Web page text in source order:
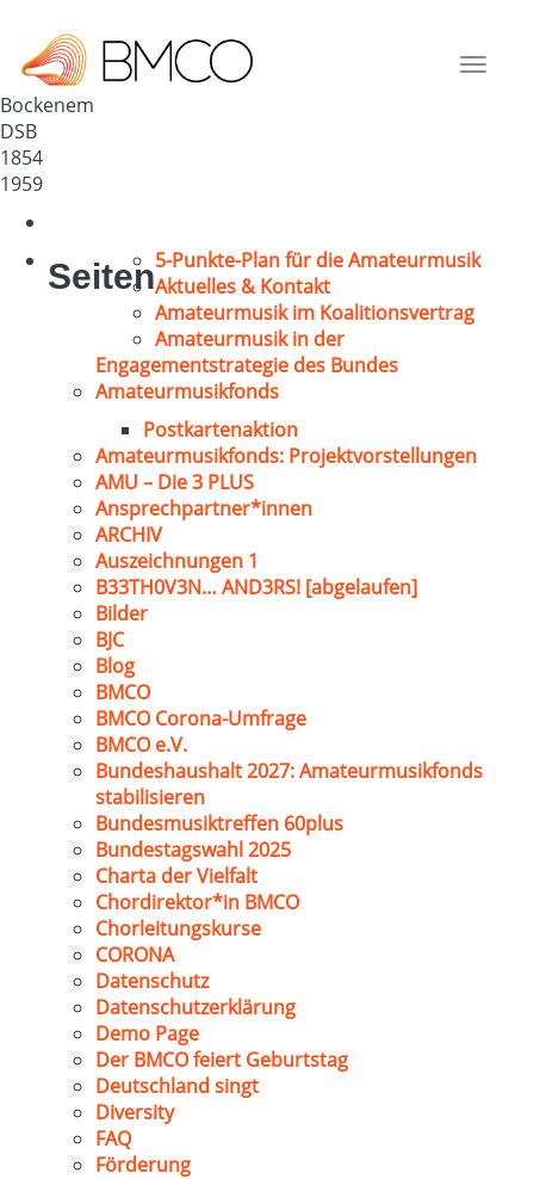
Toggle
Deutschland
31167
Bockenem
DSB
1854
1959
Seiten5-Punkte-Plan für die Amateurmusik
Aktuelles & Kontakt
Amateurmusik im Koalitionsvertrag
Amateurmusik in der
Engagementstrategie des Bundes
Amateurmusikfonds
Postkartenaktion
Amateurmusikfonds: Projektvorstellungen
AMU – Die 3 PLUS
Ansprechpartner*innen
ARCHIV
Auszeichnungen 1
B33TH0V3N… AND3RS! [abgelaufen]
Bilder
BJC
Blog
BMCO
BMCO Corona-Umfrage
BMCO e.V.
Bundeshaushalt 2027: Amateurmusikfonds
stabilisieren
Bundesmusiktreffen 60plus
Bundestagswahl 2025
Charta der Vielfalt
Chordirektor*in BMCO
Chorleitungskurse
CORONA
Datenschutz
Datenschutzerklärung
Demo Page
Der BMCO feiert Geburtstag
Deutschland singt
Diversity
FAQ
Förderung